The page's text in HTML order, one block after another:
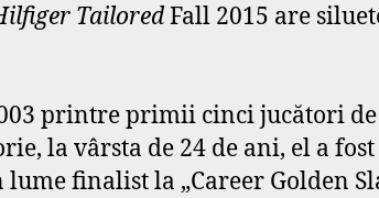
TailoredFall 2015 are
printre primii cinci jucători
la vârsta de 24 de ani, el a
finalist la „Career Golden